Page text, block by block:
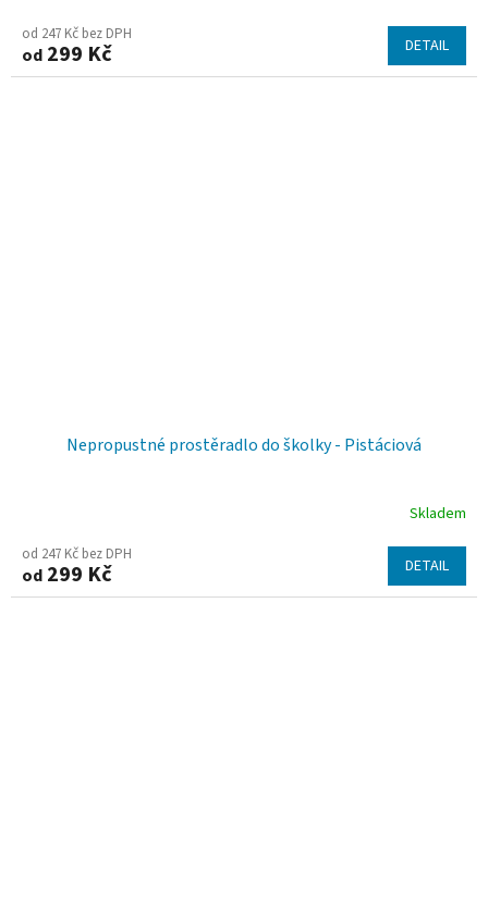
od 247 Kč bez DPH
od 299 Kč DETAIL
Nepropustné prostěradlo do školky - Pistáciová
Skladem
od 247 Kč bez DPH
od 299 Kč DETAIL